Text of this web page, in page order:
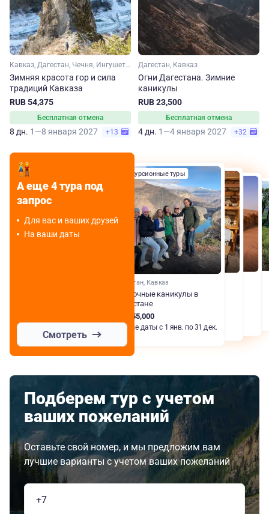
Кавказ, Дагестан, Чечня, Ингушетия, Северная Осетия
Зимняя красота гор и сила
традиций Кавказа
RUB 54,375
Бесплатная отмена
8 дн. 1—8 января 2027 +13
Дагестан, Кавказ
Огни Дагестана. Зимние
каникулы
RUB 23,500
Бесплатная отмена
4 дн. 1—4 января 2027 +32
А еще 4 тура под
запрос
Для вас и ваших друзей
На ваши даты
Смотреть
Экскурсионные туры
Дагестан, Кавказ
Сказочные каникулы в
Дагестане
RUB 55,000
Любые даты с 1 янв. по 31 дек.
Экскурсионные туры
Джип-туры
Экскурсионные туры
Подберем тур с учетом
ваших пожеланий
Оставьте свой номер, и мы предложим вам
лучшие варианты с учетом ваших пожеланий